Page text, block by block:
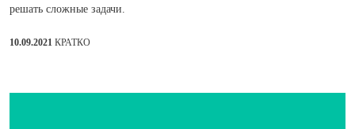
решать сложные задачи.
10.09.2021 КРАТКО